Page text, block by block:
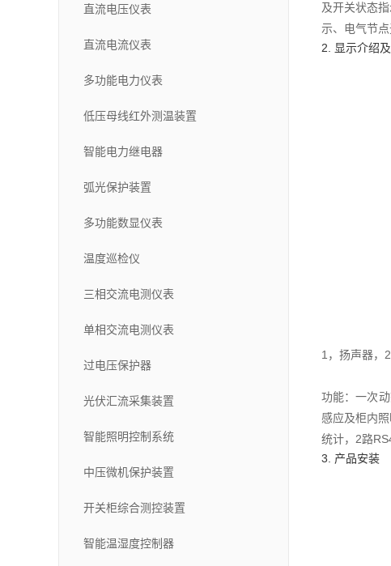
直流电压仪表
直流电流仪表
多功能电力仪表
低压母线红外测温装置
智能电力继电器
弧光保护装置
多功能数显仪表
温度巡检仪
三相交流电测仪表
单相交流电测仪表
过电压保护器
光伏汇流采集装置
智能照明控制系统
中压微机保护装置
开关柜综合测控装置
智能温湿度控制器
及开关状态
示、电气节
2. 显示介绍
1，扬声器，
功能：一次
感应及柜内
统计，2路
3. 产品安装